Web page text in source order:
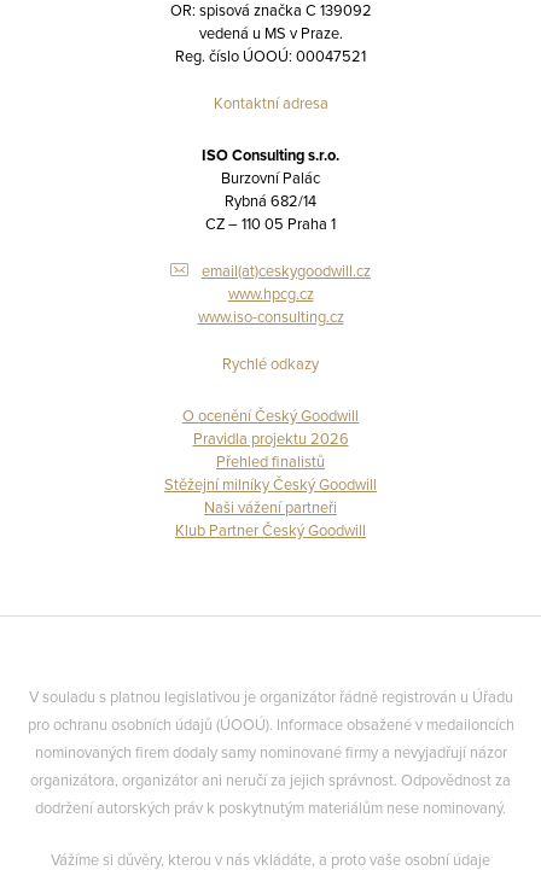
OR: spisová značka C 139092
vedená u MS v Praze.
Reg. číslo ÚOOÚ: 00047521
Kontaktní adresa
ISO Consulting s.r.o.
Burzovní Palác
Rybná 682/14
CZ – 110 05 Praha 1
email(at)ceskygoodwill.cz
www.hpcg.cz
www.iso-consulting.cz
Rychlé odkazy
O ocenění Český Goodwill
Pravidla projektu 2026
Přehled finalistů
Stěžejní milníky Český Goodwill
Naši vážení partneři
Klub Partner Český Goodwill
V souladu s platnou legislativou je organizátor řádně registrován u Úřadu
pro ochranu osobních údajů (ÚOOÚ). Informace obsažené v medailoncích
nominovaných firem dodaly samy nominované firmy a nevyjadřují názor
organizátora, organizátor ani neručí za jejich správnost. Odpovědnost za
dodržení autorských práv k poskytnutým materiálům nese nominovaný.
Vážíme si důvěry, kterou v nás vkládáte, a proto vaše osobní údaje